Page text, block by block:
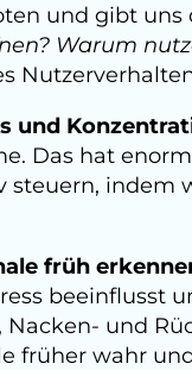
und gibt uns
Warum
und
Das hat
steuern, indem
früh
beeinflusst
Nacken- und
früher wahr